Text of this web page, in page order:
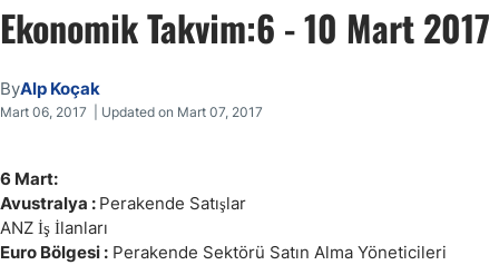
Ekonomik Takvim:6 - 10 Mart 2017
ByAlp Koçak
Mart 06, 2017 | Updated on Mart 07, 2017
6 Mart:
Avustralya : Perakende Satışlar
ANZ İş İlanları
Euro Bölgesi : Perakende Sektörü Satın Alma Yöneticileri